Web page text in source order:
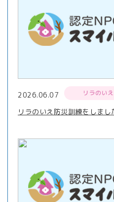
2026.06.07 リラのいえ
リラのいえ防災訓練をしまし